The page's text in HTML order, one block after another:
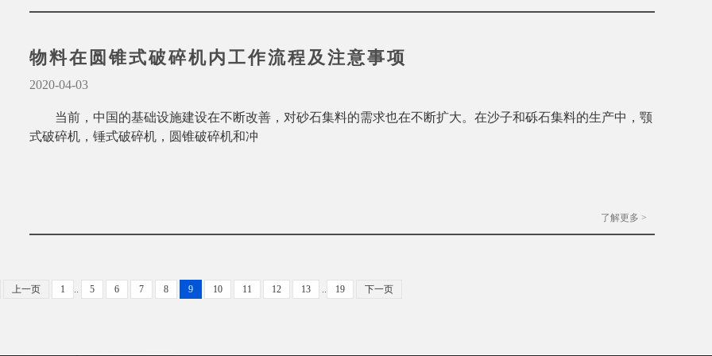
物料在圆锥式破碎机内工作流程及注意事项
2020-04-03
当前，中国的基础设施建设在不断改善，对砂石集料的需求也在不断扩大。在沙子和砾石集料的生产中，颚
式破碎机，锤式破碎机，圆锥破碎机和冲
了解更多 >
上一页 1 .. 5 6 7 8 9 10 11 12 13 .. 19 下一页